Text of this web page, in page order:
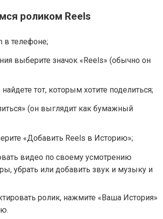
роликом Reels
в телефоне;
выберите значок «Reels» (обычно он
тот, которым хотите поделиться;
(он выглядит как бумажный
«Добавить Reels в Историю»;
видео по своему усмотрению
убрать или добавить звук и музыку и
ролик, нажмите «Ваша История»